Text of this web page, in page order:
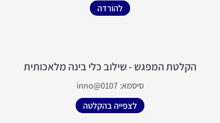
להורדה
הקלטת המפגש - שילוב כלי בינה מלאכותית
סיסמא: inno@0107​
לצפייה בהקלטה